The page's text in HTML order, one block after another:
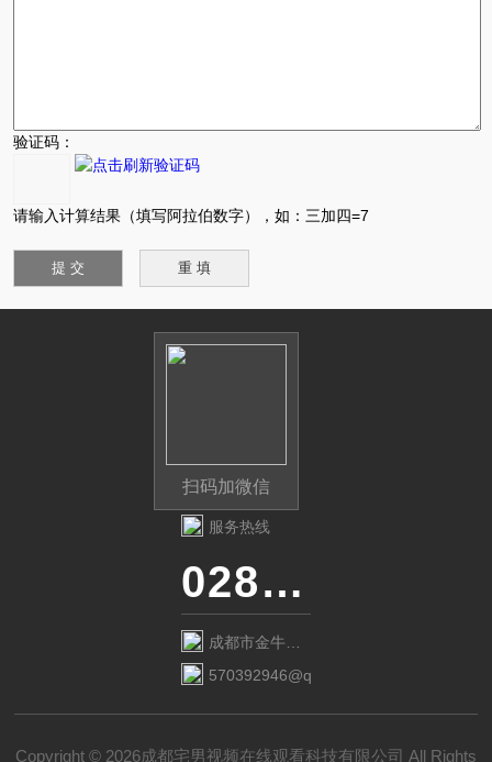
验证码：
请输入计算结果（填写阿拉伯数字），如：三加四=7
扫码加微信
服务热线
028-87741718
成都市金牛区
金府路799号1
570392946@qq.com
Copyright © 2026成都宅男视频在线观看科技有限公司 All Rights